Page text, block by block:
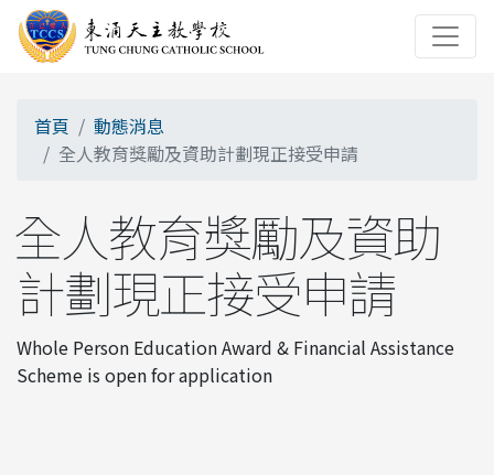
首頁
動態消息
全人教育獎勵及資助計劃現正接受申請
全人教育獎勵及資助
計劃現正接受申請
Whole Person Education Award & Financial Assistance
Scheme is open for application